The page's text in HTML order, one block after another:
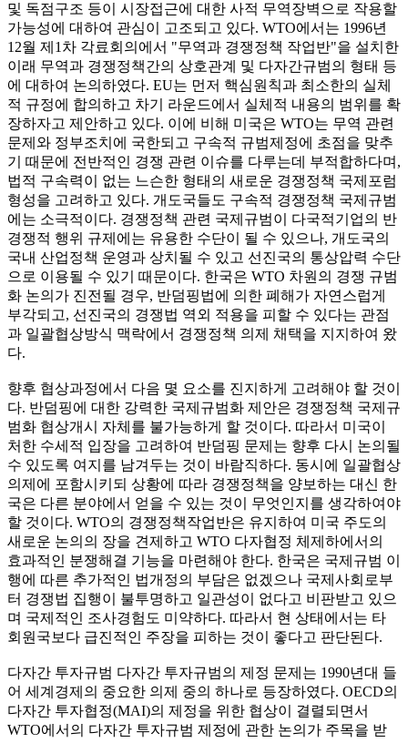
및 독점구조 등이 시장접근에 대한 사적 무역장벽으로 작용할
가능성에 대하여 관심이 고조되고 있다. WTO에서는 1996년
12월 제1차 각료회의에서 "무역과 경쟁정책 작업반"을 설치한
이래 무역과 경쟁정책간의 상호관계 및 다자간규범의 형태 등
에 대하여 논의하였다. EU는 먼저 핵심원칙과 최소한의 실체
적 규정에 합의하고 차기 라운드에서 실체적 내용의 범위를 확
장하자고 제안하고 있다. 이에 비해 미국은 WTO는 무역 관련
문제와 정부조치에 국한되고 구속적 규범제정에 초점을 맞추
기 때문에 전반적인 경쟁 관련 이슈를 다루는데 부적합하다며,
법적 구속력이 없는 느슨한 형태의 새로운 경쟁정책 국제포럼
형성을 고려하고 있다. 개도국들도 구속적 경쟁정책 국제규범
에는 소극적이다. 경쟁정책 관련 국제규범이 다국적기업의 반
경쟁적 행위 규제에는 유용한 수단이 될 수 있으나, 개도국의
국내 산업정책 운영과 상치될 수 있고 선진국의 통상압력 수단
으로 이용될 수 있기 때문이다. 한국은 WTO 차원의 경쟁 규범
화 논의가 진전될 경우, 반덤핑법에 의한 폐해가 자연스럽게
부각되고, 선진국의 경쟁법 역외 적용을 피할 수 있다는 관점
과 일괄협상방식 맥락에서 경쟁정책 의제 채택을 지지하여 왔
다.
향후 협상과정에서 다음 몇 요소를 진지하게 고려해야 할 것이
다. 반덤핑에 대한 강력한 국제규범화 제안은 경쟁정책 국제규
범화 협상개시 자체를 불가능하게 할 것이다. 따라서 미국이
처한 수세적 입장을 고려하여 반덤핑 문제는 향후 다시 논의될
수 있도록 여지를 남겨두는 것이 바람직하다. 동시에 일괄협상
의제에 포함시키되 상황에 따라 경쟁정책을 양보하는 대신 한
국은 다른 분야에서 얻을 수 있는 것이 무엇인지를 생각하여야
할 것이다. WTO의 경쟁정책작업반은 유지하여 미국 주도의
새로운 논의의 장을 견제하고 WTO 다자협정 체제하에서의
효과적인 분쟁해결 기능을 마련해야 한다. 한국은 국제규범 이
행에 따른 추가적인 법개정의 부담은 없겠으나 국제사회로부
터 경쟁법 집행이 불투명하고 일관성이 없다고 비판받고 있으
며 국제적인 조사경험도 미약하다. 따라서 현 상태에서는 타
회원국보다 급진적인 주장을 피하는 것이 좋다고 판단된다.
다자간 투자규범 다자간 투자규범의 제정 문제는 1990년대 들
어 세계경제의 중요한 의제 중의 하나로 등장하였다. OECD의
다자간 투자협정(MAI)의 제정을 위한 협상이 결렬되면서
WTO에서의 다자간 투자규범 제정에 관한 논의가 주목을 받